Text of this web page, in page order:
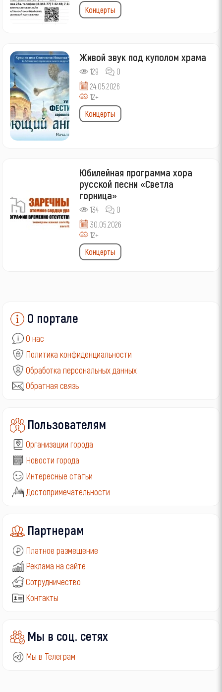
Концерты
Живой звук под куполом храма
129
0
24.05.2026
12+
Концерты
Юбилейная программа хора
русской песни «Светла
горница»
134
0
30.05.2026
12+
Концерты
О портале
О нас
Политика конфиденциальности
Обработка персональных данных
Обратная связь
Пользователям
Организации города
Новости города
Интересные статьи
Достопримечательности
Партнерам
Платное размещение
Реклама на сайте
Сотрудничество
Контакты
Мы в соц. сетях
Мы в Телеграм